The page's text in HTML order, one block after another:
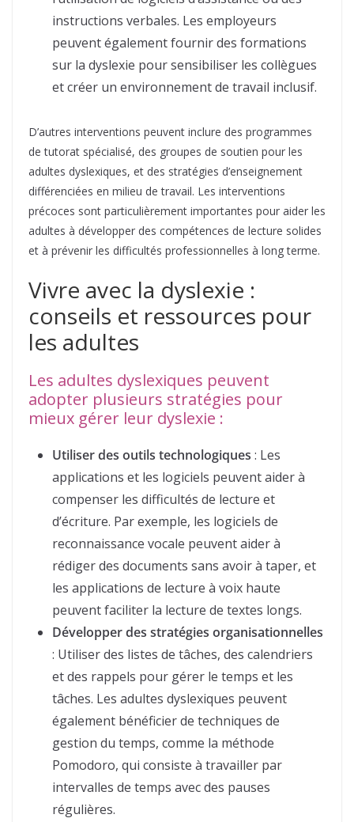
instructions verbales. Les employeurs
peuvent également fournir des formations
sur la dyslexie pour sensibiliser les collègues
et créer un environnement de travail inclusif.
D’autres interventions peuvent inclure des programmes
de tutorat spécialisé, des groupes de soutien pour les
adultes dyslexiques, et des stratégies d’enseignement
différenciées en milieu de travail. Les interventions
précoces sont particulièrement importantes pour aider les
adultes à développer des compétences de lecture solides
et à prévenir les difficultés professionnelles à long terme.
Vivre avec la dyslexie :
conseils et ressources pour
les adultes
Les adultes dyslexiques peuvent
adopter plusieurs stratégies pour
mieux gérer leur dyslexie :
Utiliser des outils technologiques : Les
applications et les logiciels peuvent aider à
compenser les difficultés de lecture et
d’écriture. Par exemple, les logiciels de
reconnaissance vocale peuvent aider à
rédiger des documents sans avoir à taper, et
les applications de lecture à voix haute
peuvent faciliter la lecture de textes longs.
Développer des stratégies organisationnelles
: Utiliser des listes de tâches, des calendriers
et des rappels pour gérer le temps et les
tâches. Les adultes dyslexiques peuvent
également bénéficier de techniques de
gestion du temps, comme la méthode
Pomodoro, qui consiste à travailler par
intervalles de temps avec des pauses
régulières.